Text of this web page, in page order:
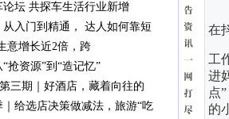
坛 共探车生活行业新增
入门到精通， 达人如何靠短
意增长近2倍，跨
抢资源”到“造记忆”
三期｜好酒店，藏着向往的
｜给选店决策做减法，旅游“吃
在
工
进
点”
的